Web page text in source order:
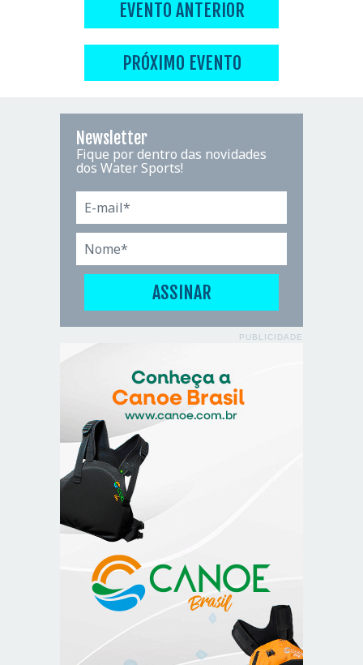
EVENTO ANTERIOR
PRÓXIMO EVENTO
Newsletter
Fique por dentro das novidades
dos Water Sports!
PUBLICIDADE